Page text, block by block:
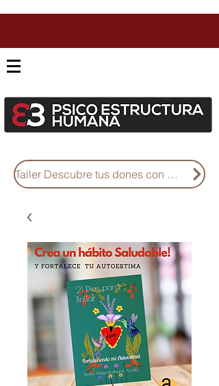
Taller Descubre tus dones con Diseño Humano